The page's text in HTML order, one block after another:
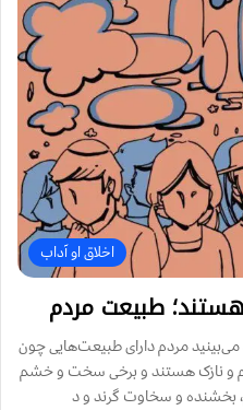
اخلاق او آداب
طبیعت مردم
می‌بینید مردم دارای طبیعت‌هایی چون
و نازک هستند و برخی سخت و خشم
بخشنده و سخاوت گرند و د